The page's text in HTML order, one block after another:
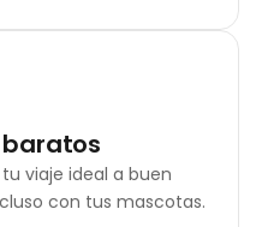
viaje ideal a buen
con tus mascotas.